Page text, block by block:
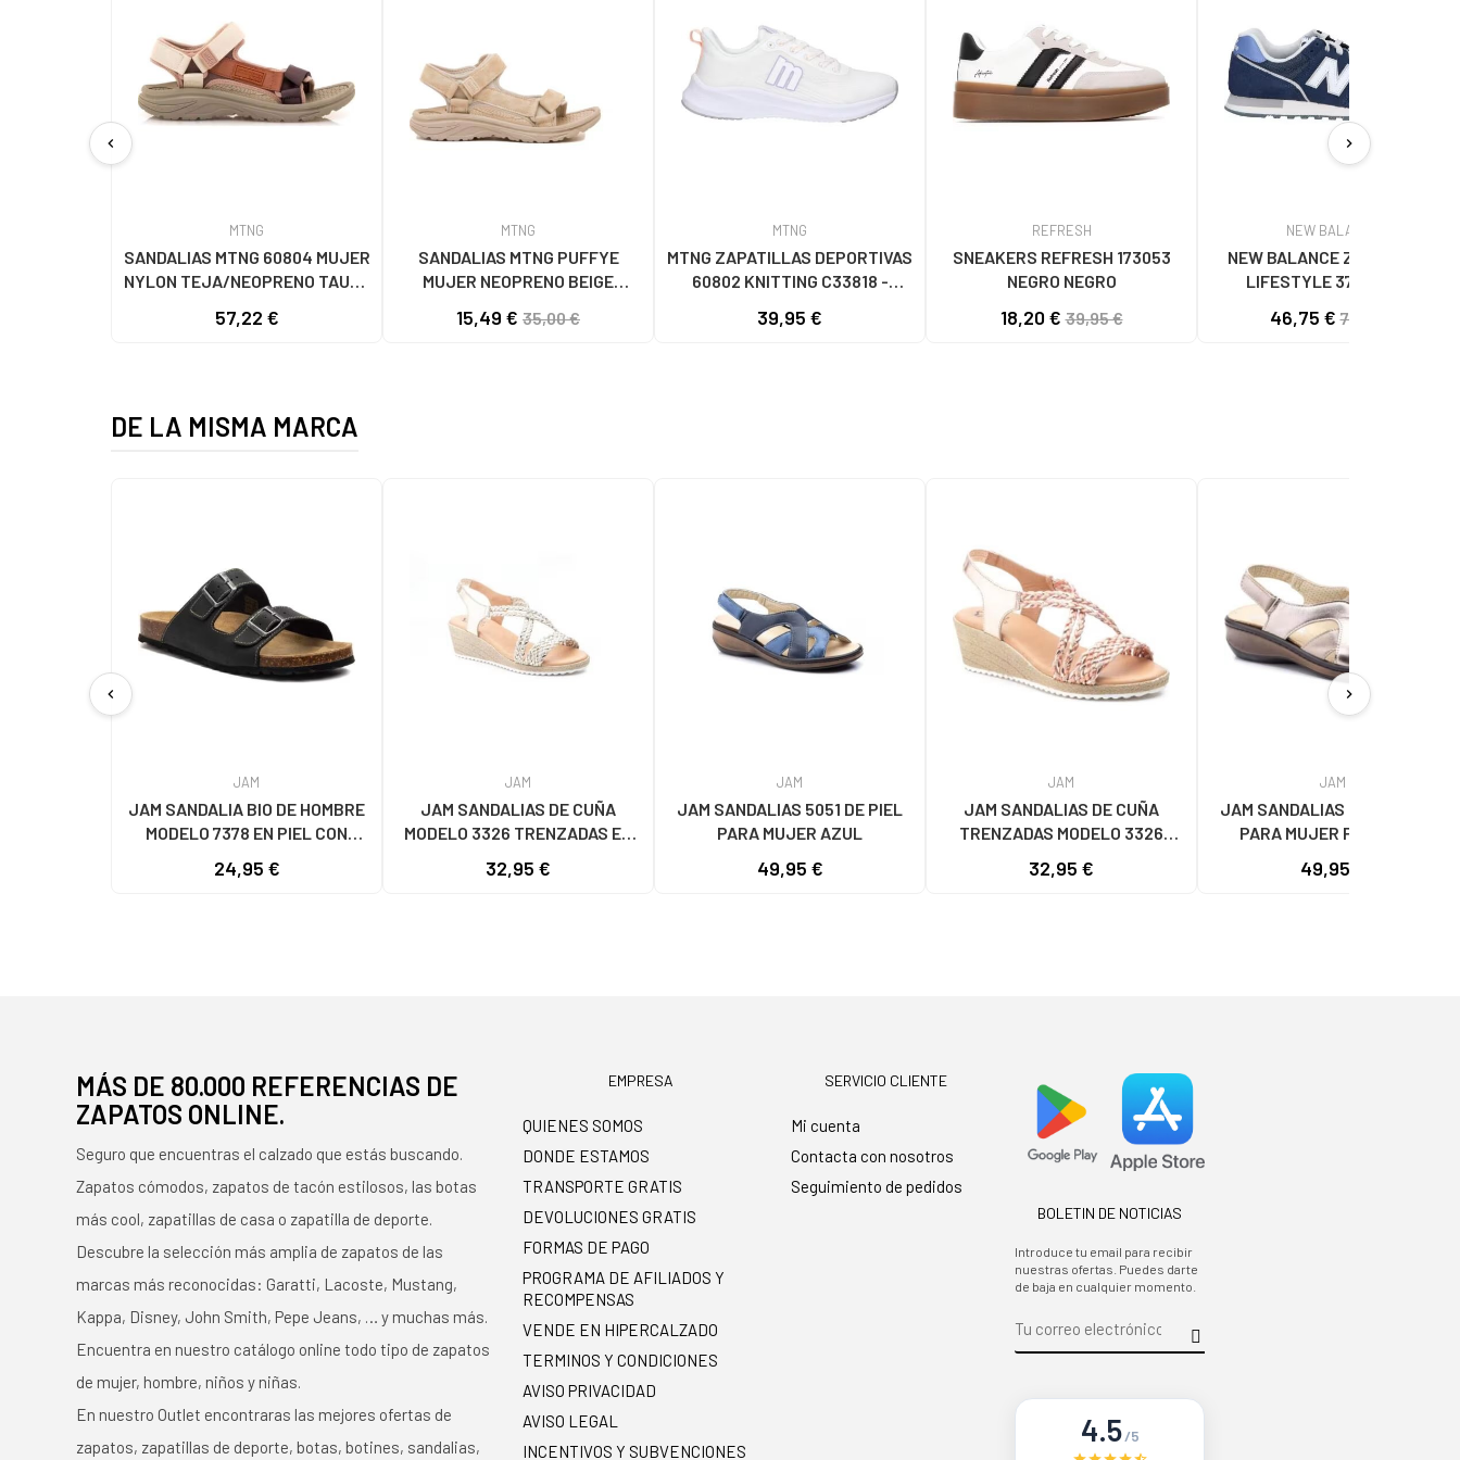
chevron_left
MTNG
SANDALIAS MTNG 60804 MUJER
NYLON TEJA/NEOPRENO TAUPE
NEOPRENE TAUPE
57,22 €
MTNG
SANDALIAS MTNG PUFFYE
MUJER NEOPRENO BEIGE
- NEOPRENE BEIGE
15,49 € 35,00 €
MTNG
MTNG ZAPATILLAS DEPORTIVAS
60802 KNITTING C33818 -
39,95 €
REFRESH
SNEAKERS REFRESH 173053
NEGRO NEGRO
18,20 €39,95 €
NEW BALANCE
NEW BALANCE ZAPATILLAS
LIFESTYLE 373V2 CON
46,75 €70,00 €
chevron_right
DE LA MISMA MARCA
chevron_left
JAM
JAM SANDALIA BIO DE HOMBRE
MODELO 7378 EN PIEL CON
24,95 €
JAM
JAM SANDALIAS DE CUÑA
MODELO 3326 TRENZADAS EN
32,95 €
JAM
JAM SANDALIAS 5051 DE PIEL
PARA MUJER AZUL
49,95 €
JAM
JAM SANDALIAS DE CUÑA
TRENZADAS MODELO 3326
32,95 €
JAM
JAM SANDALIAS 5051 DE PIEL
PARA MUJER PLATEADO
49,95 €
chevron_right
MÁS DE 80.000 REFERENCIAS DE
ZAPATOS ONLINE.
Seguro que encuentras el calzado que estás buscando.
Zapatos cómodos, zapatos de tacón estilosos, las botas
más cool, zapatillas de casa o zapatilla de deporte.
Descubre la selección más amplia de zapatos de las
marcas más reconocidas: Garatti, Lacoste, Mustang,
Kappa, Disney, John Smith, Pepe Jeans, … y muchas más.
Encuentra en nuestro catálogo online todo tipo de zapatos
de mujer, hombre, niños y niñas.
En nuestro Outlet encontraras las mejores ofertas de
zapatos, zapatillas de deporte, botas, botines, sandalias,
EMPRESA
QUIENES SOMOS
DONDE ESTAMOS
TRANSPORTE GRATIS
DEVOLUCIONES GRATIS
FORMAS DE PAGO
PROGRAMA DE AFILIADOS Y
RECOMPENSAS
VENDE EN HIPERCALZADO
TERMINOS Y CONDICIONES
AVISO PRIVACIDAD
AVISO LEGAL
INCENTIVOS Y SUBVENCIONES
SERVICIO CLIENTE
Mi cuenta
Contacta con nosotros
Seguimiento de pedidos
BOLETIN DE NOTICIAS
Introduce tu email para recibir
nuestras ofertas. Puedes darte
de baja en cualquier momento.
4.5/5